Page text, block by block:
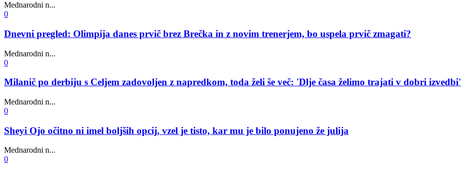
Mednarodni n...
0
Dnevni pregled: Olimpija danes prvič brez Brečka in z novim trenerjem, bo uspela prvič zmagati?
Mednarodni n...
0
Milanič po derbiju s Celjem zadovoljen z napredkom, toda želi še več: 'Dlje časa želimo trajati v dobri izvedbi'
Mednarodni n...
0
Sheyi Ojo očitno ni imel boljših opcij, vzel je tisto, kar mu je bilo ponujeno že julija
Mednarodni n...
0